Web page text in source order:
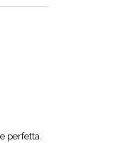
perfetta.